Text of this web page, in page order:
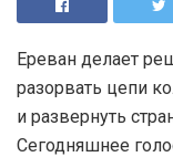
Ереван делает
разорвать цепи
и развернуть
Сегодняшнее